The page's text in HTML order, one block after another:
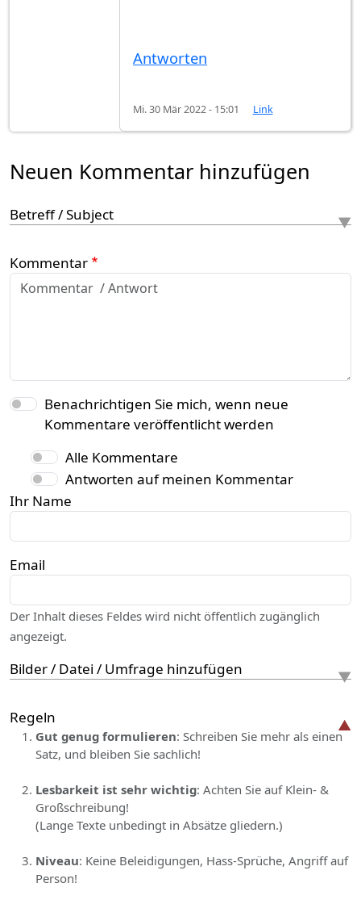
Antworten
Mi. 30 Mär 2022 - 15:01 Link
Neuen Kommentar hinzufügen
Betreff / Subject
Kommentar
Benachrichtigen Sie mich, wenn neue
Kommentare veröffentlicht werden
Alle Kommentare
Antworten auf meinen Kommentar
Ihr Name
Email
Der Inhalt dieses Feldes wird nicht öffentlich zugänglich
angezeigt.
Bilder / Datei / Umfrage hinzufügen
Regeln
Gut genug formulieren: Schreiben Sie mehr als einen
Satz, und bleiben Sie sachlich!
Lesbarkeit ist sehr wichtig: Achten Sie auf Klein- &
Großschreibung!
(Lange Texte unbedingt in Absätze gliedern.)
Niveau: Keine Beleidigungen, Hass-Sprüche, Angriff auf
Person!